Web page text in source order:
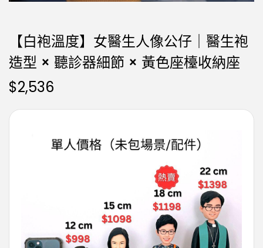
【白袍溫度】女醫生人像公仔｜醫生袍
造型 × 聽診器細節 × 黃色座檯收納座
$2,536